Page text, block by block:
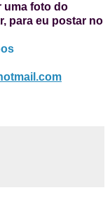
uma foto do
para eu postar no